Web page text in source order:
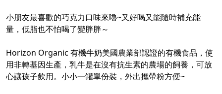
小朋友最喜歡的巧克力口味來嚕~又好喝又能隨時補充能
量，低脂也不怕喝了變胖胖～​
Horizon Organic 有機牛奶美國農業部認證的有機食品，使
用非轉基因生產，乳牛是在沒有抗生素的農場的飼養，可放
心讓孩子飲用。小小一罐單份裝，外出攜帶粉方便~​